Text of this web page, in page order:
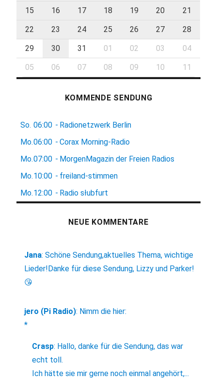
15 16 17 18 19 20 21
22 23 24 25 26 27 28
29 30 31 01 02 03 04
05 06 07 08 09 10 11
KOMMENDE SENDUNG
So. 06:00 - Radionetzwerk Berlin
Mo.06:00 - Corax Morning-Radio
Mo.07:00 - MorgenMagazin der Freien Radios
Mo.10:00 - freiland-stimmen
Mo.12:00 - Radio słubfurt
NEUE KOMMENTARE
Jana:Schöne Sendung,aktuelles Thema, wichtige
Lieder!Danke für diese Sendung, Lizzy und Parker!
😘
jero (Pi Radio): Nimm die hier:
*
Crasp: Hallo, danke für die Sendung, das war
echt toll.
Ich hätte sie mir gerne noch einmal angehört,...